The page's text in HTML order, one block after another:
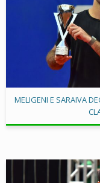
MELIGENI E SARAIVA